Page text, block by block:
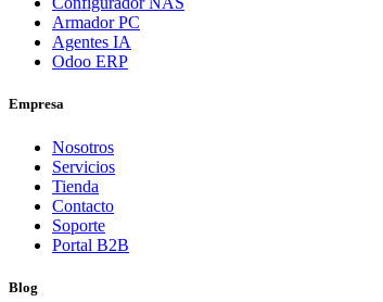
Armador PC
Agentes IA
Odoo ERP
Empresa
Nosotros
Servicios
Tienda
Contacto
Soporte
Portal B2B
Blog